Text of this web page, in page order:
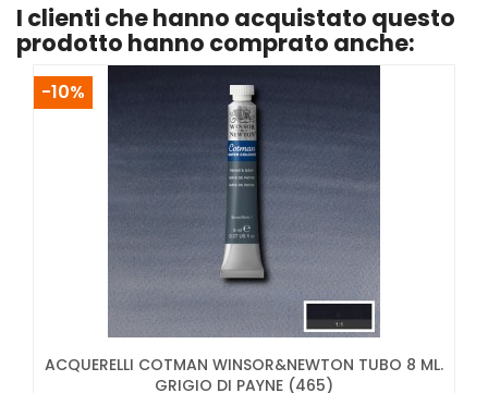
I clienti che hanno acquistato questo
prodotto hanno comprato anche:
ACQUERELLI COTMAN WINSOR&NEWTON TUBO 8 ML.
GRIGIO DI PAYNE (465)
-10%